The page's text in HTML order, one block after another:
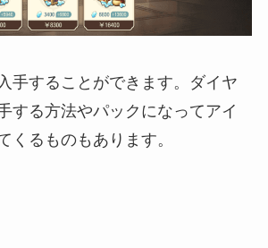
手することができます。ダイヤ
する方法やパックになってアイ
くるものもあります。